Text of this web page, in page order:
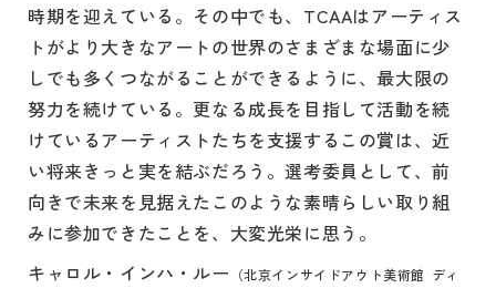
時期を迎えている。その中でも、TCAAはアーティス
トがより大きなアートの世界のさまざまな場面に少
しでも多くつながることができるように、最大限の
努力を続けている。更なる成長を目指して活動を続
けているアーティストたちを支援するこの賞は、近
い将来きっと実を結ぶだろう。選考委員として、前
向きで未来を見据えたこのような素晴らしい取り組
みに参加できたことを、大変光栄に思う。
キャロル・インハ・ルー （北京インサイドアウト美術館 ディ